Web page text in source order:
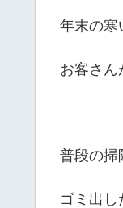
年末の寒
お客さ
普段の
ゴミ出し